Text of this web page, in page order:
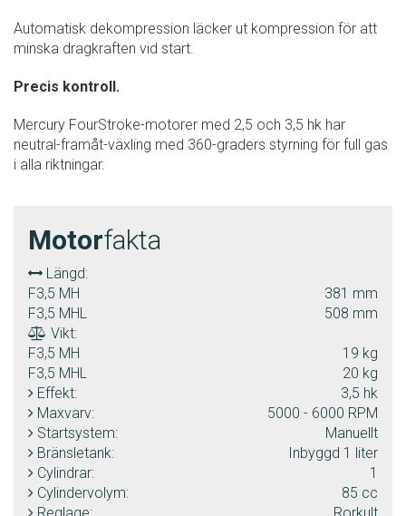
Automatisk dekompression läcker ut kompression för att
minska dragkraften vid start.
Precis kontroll.
Mercury FourStroke-motorer med 2,5 och 3,5 hk har
neutral-framåt-växling med 360-graders styrning för full gas
i alla riktningar.
Motorfakta
Längd:
F3,5 MH
381 mm
F3,5 MHL
508 mm
Vikt:
F3,5 MH
19 kg
F3,5 MHL
20 kg
Effekt:
3,5 hk
Maxvarv:
5000 - 6000 RPM
Startsystem:
Manuellt
Bränsletank:
Inbyggd 1 liter
Cylindrar:
1
Cylindervolym:
85 cc
Reglage:
Rorkult